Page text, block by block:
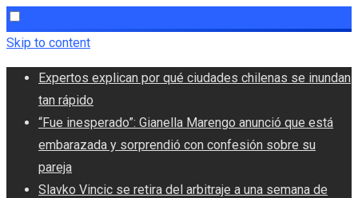
Skip to content
Expertos explican por qué ciudades chilenas se inundan
tan rápido
“Fue inesperado”: Gianella Marengo anunció que está
embarazada y sorprendió con confesión sobre su
pareja
Slavko Vincic se retira del arbitraje a una semana de